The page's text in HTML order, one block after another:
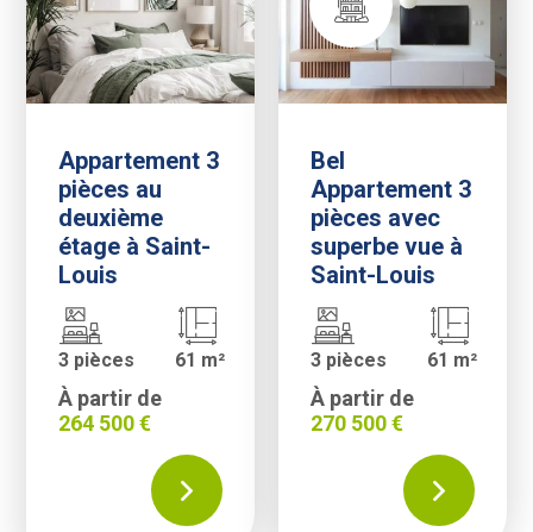
Appartement 3
pièces au
deuxième
étage à Saint-
Louis
3 pièces 61 m²
À partir de
264 500 €
Bel
Appartement 3
pièces avec
superbe vue à
Saint-Louis
3 pièces 61 m²
À partir de
270 500 €